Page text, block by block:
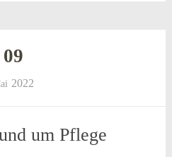
09
2022
um Pflege